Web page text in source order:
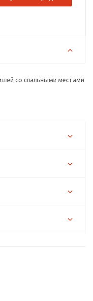
со спальными местами